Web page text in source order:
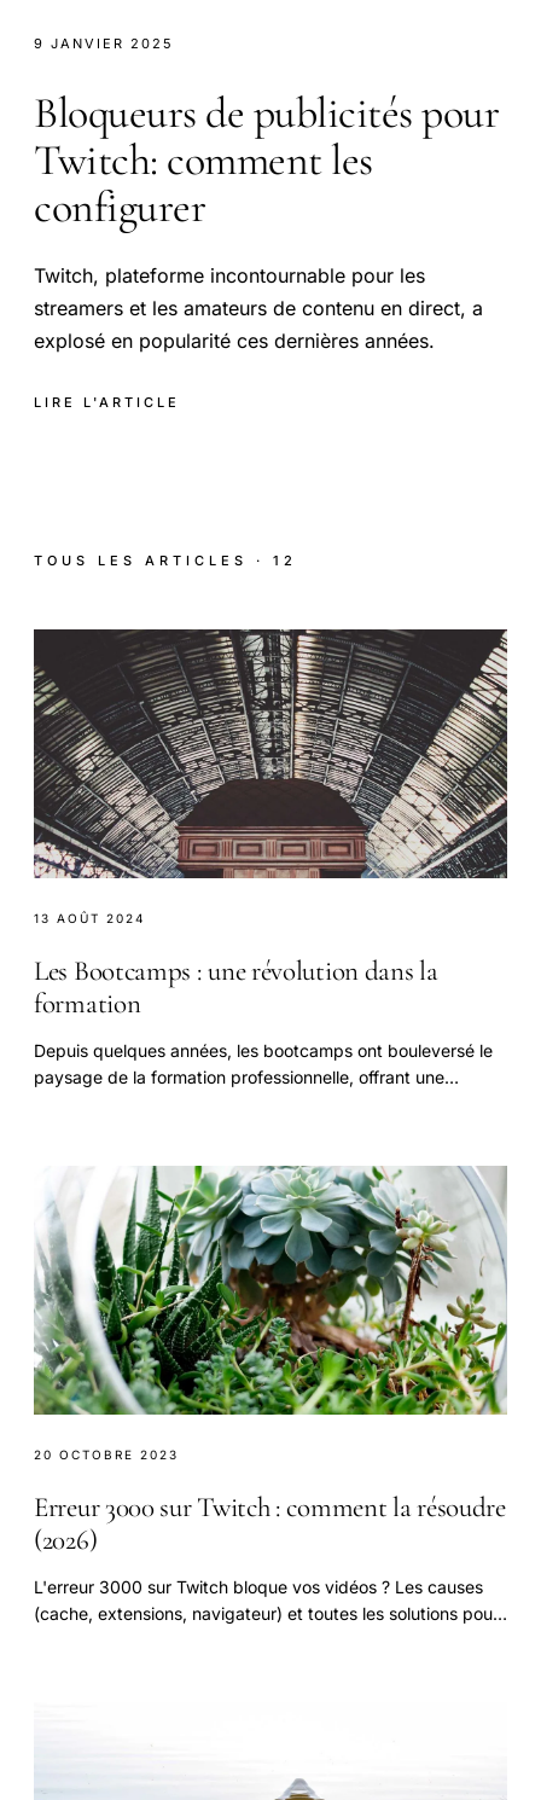
9 JANVIER 2025
Bloqueurs de publicités pour
Twitch: comment les
configurer
Twitch, plateforme incontournable pour les
streamers et les amateurs de contenu en direct, a
explosé en popularité ces dernières années.
LIRE L'ARTICLE
TOUS LES ARTICLES · 12
13 AOÛT 2024
Les Bootcamps : une révolution dans la
formation
Depuis quelques années, les bootcamps ont bouleversé le
paysage de la formation professionnelle, offrant une
20 OCTOBRE 2023
Erreur 3000 sur Twitch : comment la résoudre
(2026)
L'erreur 3000 sur Twitch bloque vos vidéos ? Les causes
(cache, extensions, navigateur) et toutes les solutions pour